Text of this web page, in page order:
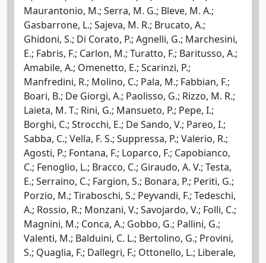
Maurantonio, M.; Serra, M. G.; Bleve, M. A.;
Gasbarrone, L.; Sajeva, M. R.; Brucato, A.;
Ghidoni, S.; Di Corato, P.; Agnelli, G.; Marchesini,
E.; Fabris, F.; Carlon, M.; Turatto, F.; Baritusso, A.;
Amabile, A.; Omenetto, E.; Scarinzi, P.;
Manfredini, R.; Molino, C.; Pala, M.; Fabbian, F.;
Boari, B.; De Giorgi, A.; Paolisso, G.; Rizzo, M. R.;
Laieta, M. T.; Rini, G.; Mansueto, P.; Pepe, I.;
Borghi, C.; Strocchi, E.; De Sando, V.; Pareo, I.;
Sabba, C.; Vella, F. S.; Suppressa, P.; Valerio, R.;
Agosti, P.; Fontana, F.; Loparco, F.; Capobianco,
C.; Fenoglio, L.; Bracco, C.; Giraudo, A. V.; Testa,
E.; Serraino, C.; Fargion, S.; Bonara, P.; Periti, G.;
Porzio, M.; Tiraboschi, S.; Peyvandi, F.; Tedeschi,
A.; Rossio, R.; Monzani, V.; Savojardo, V.; Folli, C.;
Magnini, M.; Conca, A.; Gobbo, G.; Pallini, G.;
Valenti, M.; Balduini, C. L.; Bertolino, G.; Provini,
S.; Quaglia, F.; Dallegri, F.; Ottonello, L.; Liberale,